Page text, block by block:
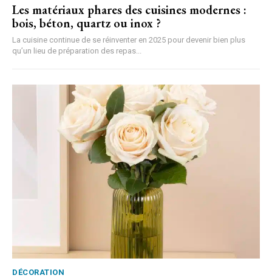
Les matériaux phares des cuisines modernes :
bois, béton, quartz ou inox ?
La cuisine continue de se réinventer en 2025 pour devenir bien plus
qu’un lieu de préparation des repas...
DÉCORATION